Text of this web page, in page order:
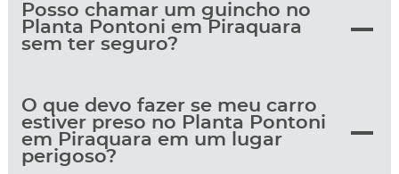
Posso chamar um guincho no
Planta Pontoni em Piraquara
sem ter seguro?
O que devo fazer se meu carro
estiver preso no Planta Pontoni
em Piraquara em um lugar
perigoso?